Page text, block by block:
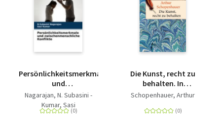
Persönlichkeitsmerkmale
und
zwischenmenschliche
Konflikte
Nagarajan, N. Subasini -
Kumar, Sasi
Die Kunst, recht zu
behalten. In
achtunddreißig
dargestellt
Schopenhauer, Arthur